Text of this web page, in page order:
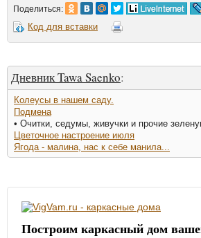
Поделиться:
Код для вставки
Дневник Tawa Saenko:
Колеусы в нашем саду.
Подмена
• Очитки, седумы, живучки и прочие
Цветочное настроение июля
Ягода - малина, нас к себе манила...
Построим каркасный дом